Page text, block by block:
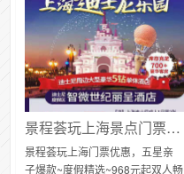
景程荟玩上海景点门票优惠：968元起双人畅玩上海迪士尼乐园，上海智微世纪丽呈酒店1晚+双人门票（售卖截止至2021.12.30）
景程荟玩上海门票优惠，五星亲
子爆款~度假精选~968元起双人畅